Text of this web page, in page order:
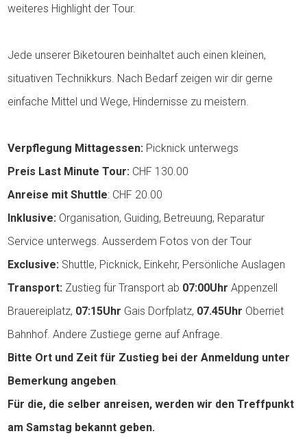
weiteres Highlight der Tour.
Jede unserer Biketouren beinhaltet auch einen kleinen,
situativen Technikkurs. Nach Bedarf zeigen wir dir gerne
einfache Mittel und Wege, Hindernisse zu meistern.
Verpflegung Mittagessen: Picknick unterwegs
Preis Last Minute Tour: CHF 130.00
Anreise mit Shuttle: CHF 20.00
Inklusive: Organisation, Guiding, Betreuung, Reparatur
Service unterwegs. Ausserdem Fotos von der Tour
Exclusive: Shuttle, Picknick, Einkehr, Persönliche Auslagen
Transport: Zustieg für Transport ab 07:00Uhr Appenzell
Brauereiplatz, 07:15Uhr Gais Dorfplatz, 07.45Uhr Oberriet
Bahnhof. Andere Zustiege gerne auf Anfrage.
Bitte Ort und Zeit für Zustieg bei der Anmeldung unter
Bemerkung angeben.
Für die, die selber anreisen, werden wir den Treffpunkt
am Samstag bekannt geben.